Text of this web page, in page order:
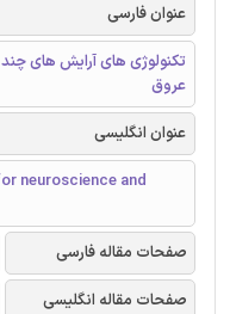
عنوان فارسی
تکنولوژی های آرایش های
عروق
عنوان انگلیسی
neuroscience and
صفحات مقاله فارسی
صفحات مقاله انگلیسی